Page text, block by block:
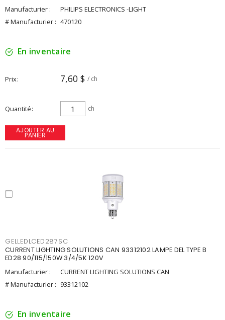
Manufacturier :
PHILIPS ELECTRONICS -LIGHT
# Manufacturier : 470120
En inventaire
Prix 7,60 $ / ch
Quantité ch
AJOUTER AU
PANIER
GELLEDLCED287SC
CURRENT LIGHTING SOLUTIONS CAN 93312102 LAMPE DEL TYPE B
ED28 90/115/150W 3/4/5K 120V
Manufacturier :
CURRENT LIGHTING SOLUTIONS CAN
# Manufacturier : 93312102
En inventaire